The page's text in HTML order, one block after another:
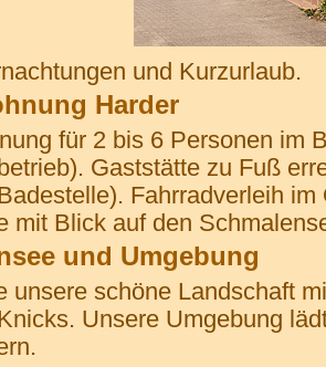
und Kurzurlaub.
Harder
für 2 bis 6 Personen im
Gaststätte zu Fuß
Fahrradverleih im
mit Blick auf den
und Umgebung
unsere schöne Landschaft
Unsere Umgebung